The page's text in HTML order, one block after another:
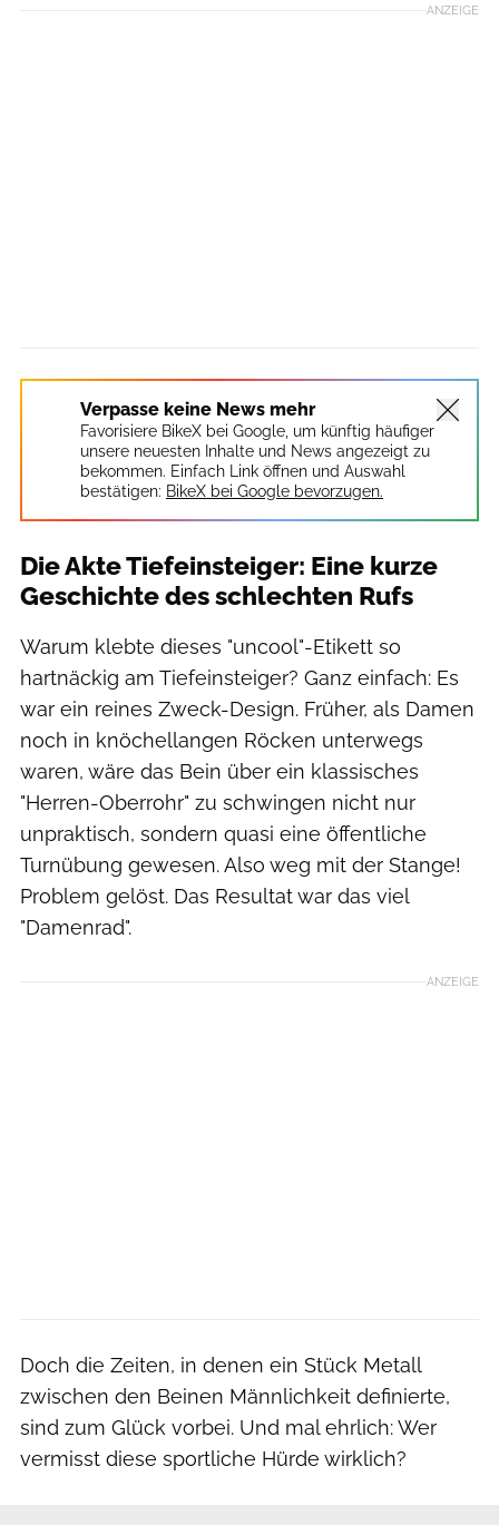
ANZEIGE
Verpasse keine News mehr
Favorisiere BikeX bei Google, um künftig häufiger
unsere neuesten Inhalte und News angezeigt zu
bekommen. Einfach Link öffnen und Auswahl
bestätigen: BikeX bei Google bevorzugen.
Die Akte Tiefeinsteiger: Eine kurze
Geschichte des schlechten Rufs
Warum klebte dieses "uncool"-Etikett so
hartnäckig am Tiefeinsteiger? Ganz einfach: Es
war ein reines Zweck-Design. Früher, als Damen
noch in knöchellangen Röcken unterwegs
waren, wäre das Bein über ein klassisches
"Herren-Oberrohr" zu schwingen nicht nur
unpraktisch, sondern quasi eine öffentliche
Turnübung gewesen. Also weg mit der Stange!
Problem gelöst. Das Resultat war das viel
"Damenrad".
ANZEIGE
Doch die Zeiten, in denen ein Stück Metall
zwischen den Beinen Männlichkeit definierte,
sind zum Glück vorbei. Und mal ehrlich: Wer
vermisst diese sportliche Hürde wirklich?